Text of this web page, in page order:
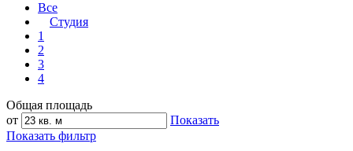
Все
Студия
1
2
3
4
Общая площадь
от
Показать
Показать фильтр